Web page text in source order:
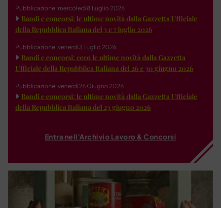
Pubblicazione: mercoledì 8 Luglio 2026
Bandi e concorsi: le ultime novità dalla Gazzetta Ufficiale
della Repubblica Italiana del 3 e 7 luglio 2026
Pubblicazione: venerdì 3 Luglio 2026
Bandi e concorsi: ecco le ultime novità dalla Gazzetta
Ufficiale della Repubblica Italiana del 26 e 30 giugno 2026
Pubblicazione: venerdì 26 Giugno 2026
Bandi e concorsi: le ultime novità dalla Gazzetta Ufficiale
della Repubblica Italiana del 23 giugno 2026
Entra nell'Archivio Lavoro & Concorsi